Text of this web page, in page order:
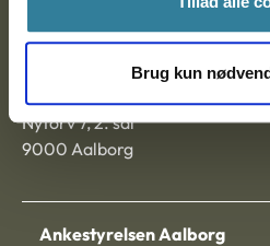
Brug kun
Ankestyrelsen
Nytorv 7, 2. sal
9000 Aalborg
Ankestyrelsen Aalborg